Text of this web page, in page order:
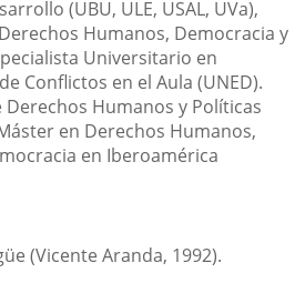
(UBU, ULE, USAL, UVa),
Humanos, Democracia y
Universitario en
Conflictos en el Aula (UNED).
Humanos y Políticas
en Derechos Humanos,
en Iberoamérica
(Vicente Aranda, 1992).